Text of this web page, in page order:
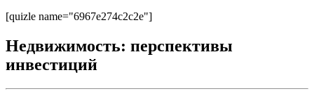
[quizle name="6967e274c2c2e"]
Недвижимость: перспективы
инвестиций